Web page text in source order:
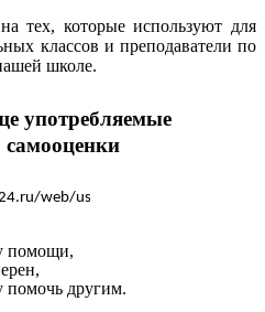
тех, которые используют для
классов и преподаватели по
школе.
употребляемые
самооценки
помощи,
помочь другим.